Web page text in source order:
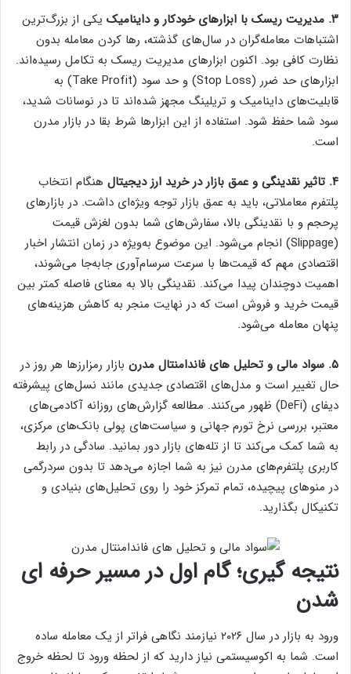
۳. مدیریت ریسک با ابزارهای خودکار و داینامیک یکی از بزرگ‌ترین
اشتباهات معامله‌گران در سال‌های گذشته، رها کردن معامله بدون
نظارت کافی بود. اکنون ابزارهای مدیریت ریسک به تکامل رسیده‌اند.
ابزارهای حد ضرر (Stop Loss) و حد سود (Take Profit) به
قابلیت‌های داینامیک و تریلینگ مجهز شده‌اند تا در نوسانات شدید،
سود شما حفظ شود. استفاده از این ابزارها شرط بقا در بازار مدرن
است.
۴. تاثیر نقدینگی و عمق بازار در خرید ارز دیجیتال هنگام انتخاب
پلتفرم معاملاتی، باید به عمق بازار توجه ویژه‌ای داشت. در بازارهای
پرحجم و با نقدینگی بالا، سفارش‌های شما بدون لغزش قیمت
(Slippage) انجام می‌شود. این موضوع به‌ویژه در زمان انتشار اخبار
اقتصادی مهم که قیمت‌ها با سرعت سرسام‌آوری جابه‌جا می‌شوند،
اهمیت دوچندان پیدا می‌کند. نقدینگی بالا به معنای فاصله کمتر بین
قیمت خرید و فروش است که در نهایت منجر به کاهش هزینه‌های
پنهان معامله می‌شود.
۵. سواد مالی و تحلیل های فاندامنتال مدرن
بازار رمزارزها هر روز در
حال تغییر است و مدل‌های اقتصادی جدیدی مانند نسل‌های پیشرفته
دیفای (DeFi) ظهور می‌کنند. مطالعه گزارش‌های روزانه آکادمی‌های
معتبر، بررسی نرخ تورم جهانی و سیاست‌های پولی بانک‌های مرکزی،
به شما کمک می‌کند تا از تله‌های بازار دور بمانید. سادگی در رابط
کاربری پلتفرم‌های مدرن نیز به شما اجازه می‌دهد تا بدون سردرگمی
در منوهای پیچیده، تمام تمرکز خود را روی تحلیل‌های بنیادی و
تکنیکال بگذارید.
نتیجه گیری؛ گام اول در مسیر حرفه ای
شدن
ورود به بازار در سال ۲۰۲۶ نیازمند نگاهی فراتر از یک معامله ساده
است. شما به اکوسیستمی نیاز دارید که از لحظه ورود تا لحظه خروج